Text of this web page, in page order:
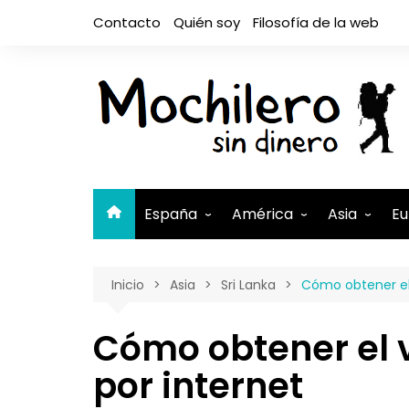
Contacto Quién soy Filosofía de la web
España
Aragón
Canarias
El Hierro
Cantabria
América
Belice
Brasil
Canadá
Asia
Filipinas
Indonesia
Inicio Asia Sri Lanka Cómo obtener
Cómo obtener el
por internet